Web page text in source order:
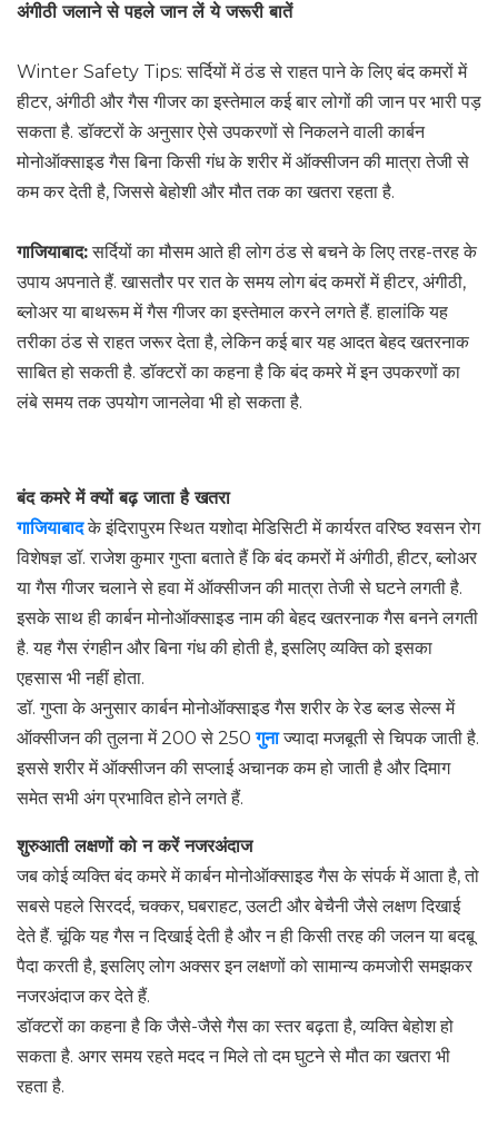
अंगीठी जलाने से पहले जान लें ये जरूरी बातें
Winter Safety Tips: सर्दियों में ठंड से राहत पाने के लिए बंद कमरों में
हीटर, अंगीठी और गैस गीजर का इस्तेमाल कई बार लोगों की जान पर भारी पड़
सकता है. डॉक्टरों के अनुसार ऐसे उपकरणों से निकलने वाली कार्बन
मोनोऑक्साइड गैस बिना किसी गंध के शरीर में ऑक्सीजन की मात्रा तेजी से
कम कर देती है, जिससे बेहोशी और मौत तक का खतरा रहता है.
गाजियाबाद:सर्दियों का मौसम आते ही लोग ठंड से बचने के लिए तरह-तरह के
उपाय अपनाते हैं. खासतौर पर रात के समय लोग बंद कमरों में हीटर, अंगीठी,
ब्लोअर या बाथरूम में गैस गीजर का इस्तेमाल करने लगते हैं. हालांकि यह
तरीका ठंड से राहत जरूर देता है, लेकिन कई बार यह आदत बेहद खतरनाक
साबित हो सकती है. डॉक्टरों का कहना है कि बंद कमरे में इन उपकरणों का
लंबे समय तक उपयोग जानलेवा भी हो सकता है.
बंद कमरे में क्यों बढ़ जाता है खतरा
गाजियाबादके इंदिरापुरम स्थित यशोदा मेडिसिटी में कार्यरत वरिष्ठ श्वसन रोग
विशेषज्ञ डॉ. राजेश कुमार गुप्ता बताते हैं कि बंद कमरों में अंगीठी, हीटर, ब्लोअर
या गैस गीजर चलाने से हवा में ऑक्सीजन की मात्रा तेजी से घटने लगती है.
इसके साथ ही कार्बन मोनोऑक्साइड नाम की बेहद खतरनाक गैस बनने लगती
है. यह गैस रंगहीन और बिना गंध की होती है, इसलिए व्यक्ति को इसका
एहसास भी नहीं होता.
डॉ. गुप्ता के अनुसार कार्बन मोनोऑक्साइड गैस शरीर के रेड ब्लड सेल्स में
ऑक्सीजन की तुलना में 200 से 250गुनाज्यादा मजबूती से चिपक जाती है.
इससे शरीर में ऑक्सीजन की सप्लाई अचानक कम हो जाती है और दिमाग
समेत सभी अंग प्रभावित होने लगते हैं.
शुरुआती लक्षणों को न करें नजरअंदाज
जब कोई व्यक्ति बंद कमरे में कार्बन मोनोऑक्साइड गैस के संपर्क में आता है, तो
सबसे पहले सिरदर्द, चक्कर, घबराहट, उलटी और बेचैनी जैसे लक्षण दिखाई
देते हैं. चूंकि यह गैस न दिखाई देती है और न ही किसी तरह की जलन या बदबू
पैदा करती है, इसलिए लोग अक्सर इन लक्षणों को सामान्य कमजोरी समझकर
नजरअंदाज कर देते हैं.
डॉक्टरों का कहना है कि जैसे-जैसे गैस का स्तर बढ़ता है, व्यक्ति बेहोश हो
सकता है. अगर समय रहते मदद न मिले तो दम घुटने से मौत का खतरा भी
रहता है.